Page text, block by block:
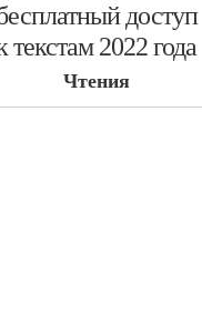
доступ
текстам 2022 года
Чтения